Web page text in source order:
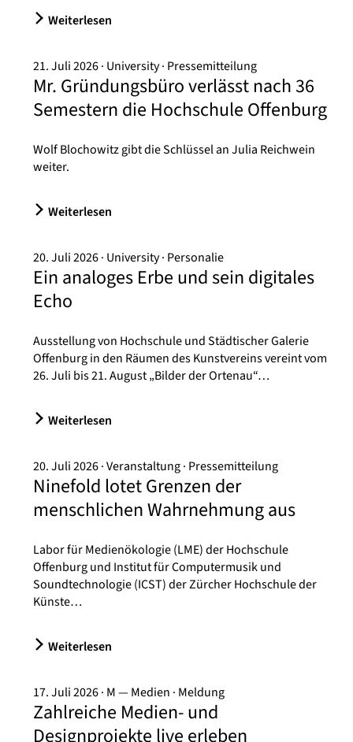
Weiterlesen
21. Juli 2026 University Pressemitteilung
Mr. Gründungsbüro verlässt nach 36
Semestern die Hochschule Offenburg
Wolf Blochowitz gibt die Schlüssel an Julia Reichwein
weiter.
Weiterlesen
20. Juli 2026 University Personalie
Ein analoges Erbe und sein digitales
Echo
Ausstellung von Hochschule und Städtischer Galerie
Offenburg in den Räumen des Kunstvereins vereint vom
26. Juli bis 21. August „Bilder der Ortenau“…
Weiterlesen
20. Juli 2026 Veranstaltung Pressemitteilung
Ninefold lotet Grenzen der
menschlichen Wahrnehmung aus
Labor für Medienökologie (LME) der Hochschule
Offenburg und Institut für Computermusik und
Soundtechnologie (ICST) der Zürcher Hochschule der
Künste…
Weiterlesen
17. Juli 2026 M — Medien Meldung
Zahlreiche Medien- und
Designprojekte live erleben